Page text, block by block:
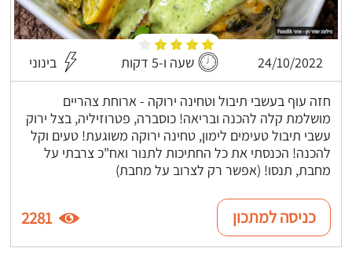
24/10/2022 שעה ו-5 דקות בינוני
חזה עוף בעשבי תיבול וטחינה ירוקה - ארוחת צהריים
מושלמת קלה להכנה ובריאה! כוסברה, פטרוזיליה, בצל ירוק
עשבי תיבול טעימים לימון, טחינה ירוקה משוגעת! טעים וקל
להכנה! הכנסתי את כל החתיכות לתנור ואח"כ צרבתי על
מחבת, תנסו! (אפשר רק לצרוב על מחבת)
כניסה למתכון 2281